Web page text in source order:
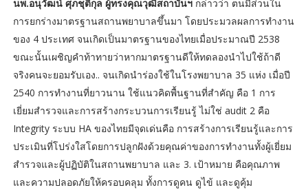
นพ.อนุวัฒน์ ศุภชุติกุล ผู้ทรงคุณวุฒิสถาบันฯกล่าวว่า ตนมีส่วนใน
การยกร่างมาตรฐานสถานพยาบาลขึ้นมา โดยประมวลผลการทำงาน
ของ 4 ประเทศ จนเกิดเป็นมาตรฐานของไทยเมื่อประมาณปี 2538
ขณะนั้นเผชิญคำท้าทายว่าหากมาตรฐานดีให้ทดลองนำไปใช้ถ้าดี
จริงคนจะยอมรับเอง.. จนเกิดนำร่องใช้ในโรงพยาบาล 35 แห่ง เมื่อปี
2540 การทำงานที่ยาวนาน ใช้แนวคิดพื้นฐานที่สำคัญ คือ 1 การ
เยี่ยมสำรวจและการสร้างกระบวนการเรียนรู้ ไม่ใช่ audit 2 คือ
Integrity ระบบ HA ของไทยมีจุดเด่นคือ การสร้างการเรียนรู้และการ
ประเมินที่โปร่งใสโดยการปลูกฝังด้วยคุณค่าของการทำงานทั้งผู้เยี่ยม
สำรวจและผู้ปฏิบัติในสถานพยาบาล และ 3. เป้าหมาย คือคุณภาพ
และความปลอดภัยให้ครอบคลุม ทั้งการดูคน ดูไข้ และดูคุ้ม